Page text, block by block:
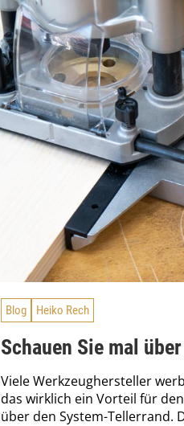
Blog Heiko Rech
Schauen Sie mal
Viele Werkzeughersteller
das wirklich ein Vorteil für
über den System-Tellerrand.